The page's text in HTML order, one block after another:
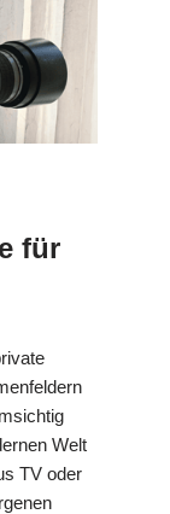
für
Welt
TV oder